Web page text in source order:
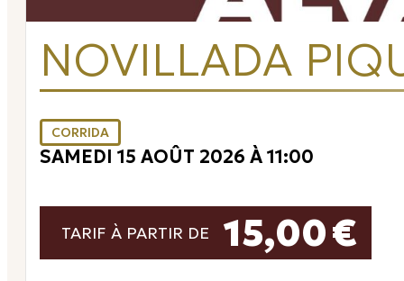
NOVILLADA
CORRIDA
SAMEDI 15 AOÛT 2026 À 11:00
TARIF À PARTIR DE 15,00 €